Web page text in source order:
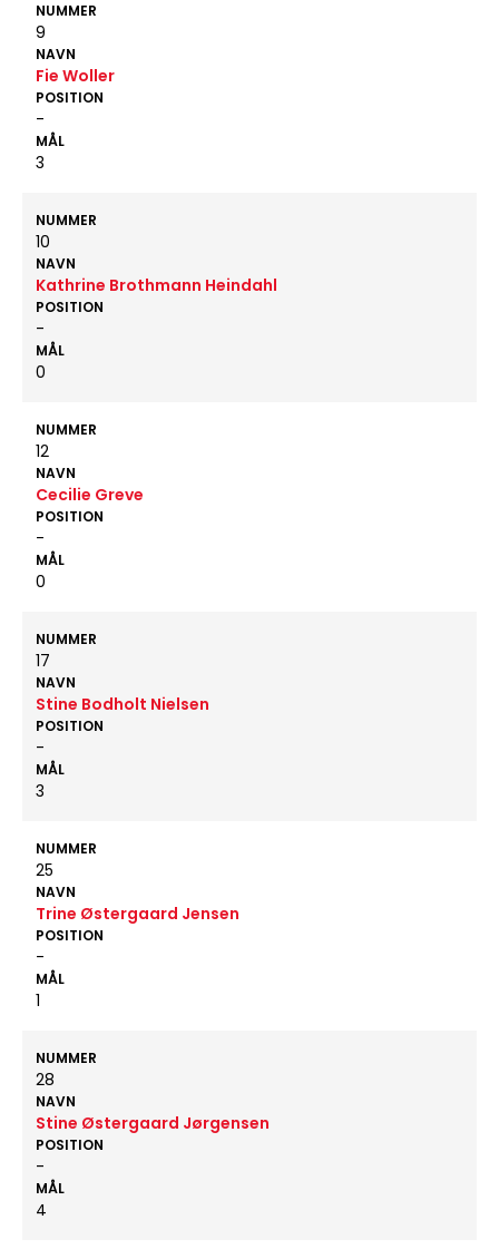
NUMMER
9
NAVN
Fie Woller
POSITION
-
MÅL
3
NUMMER
10
NAVN
Kathrine Brothmann Heindahl
POSITION
-
MÅL
0
NUMMER
12
NAVN
Cecilie Greve
POSITION
-
MÅL
0
NUMMER
17
NAVN
Stine Bodholt Nielsen
POSITION
-
MÅL
3
NUMMER
25
NAVN
Trine Østergaard Jensen
POSITION
-
MÅL
1
NUMMER
28
NAVN
Stine Østergaard Jørgensen
POSITION
-
MÅL
4